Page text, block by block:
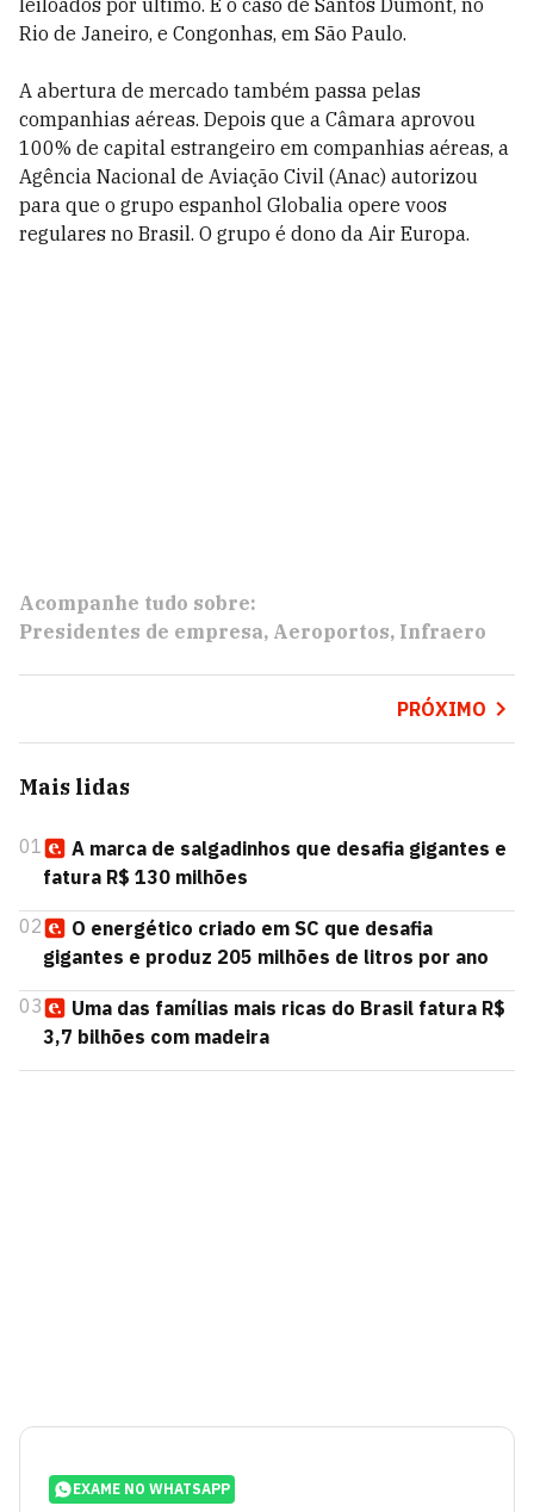
leiloados por último. É o caso de Santos Dumont, no
Rio de Janeiro, e Congonhas, em São Paulo.
A abertura de mercado também passa pelas
companhias aéreas. Depois que a Câmara aprovou
100% de capital estrangeiro em companhias aéreas, a
Agência Nacional de Aviação Civil (Anac) autorizou
para que o grupo espanhol Globalia opere voos
regulares no Brasil. O grupo é dono da Air Europa.
Acompanhe tudo sobre:
Presidentes de empresa Aeroportos Infraero
PRÓXIMO
Mais lidas
01
A marca de salgadinhos que desafia gigantes e
fatura R$ 130 milhões
02
O energético criado em SC que desafia
gigantes e produz 205 milhões de litros por ano
03
Uma das famílias mais ricas do Brasil fatura R$
3,7 bilhões com madeira
EXAME NO WHATSAPP